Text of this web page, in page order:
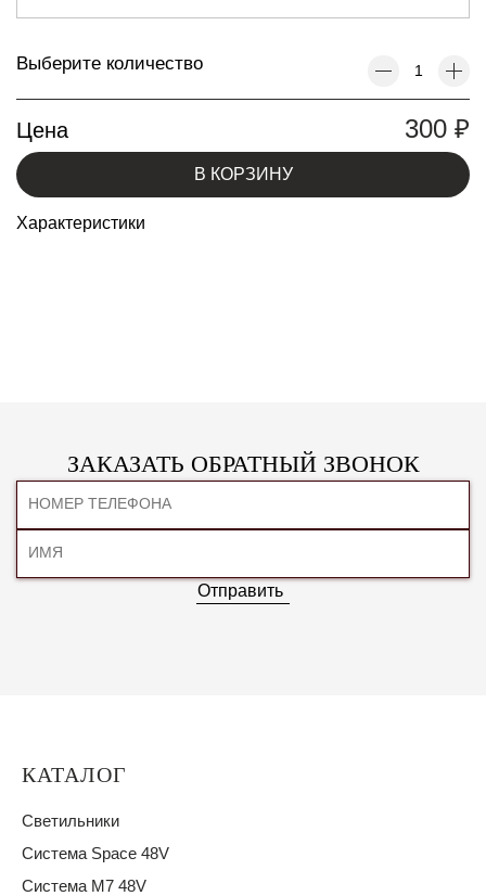
Характеристики
Выберите количество
Цена 300 ₽
В КОРЗИНУ
ЗАКАЗАТЬ ОБРАТНЫЙ ЗВОНОК
Отправить
КАТАЛОГ
Светильники
Система Space 48V
Система M7 48V